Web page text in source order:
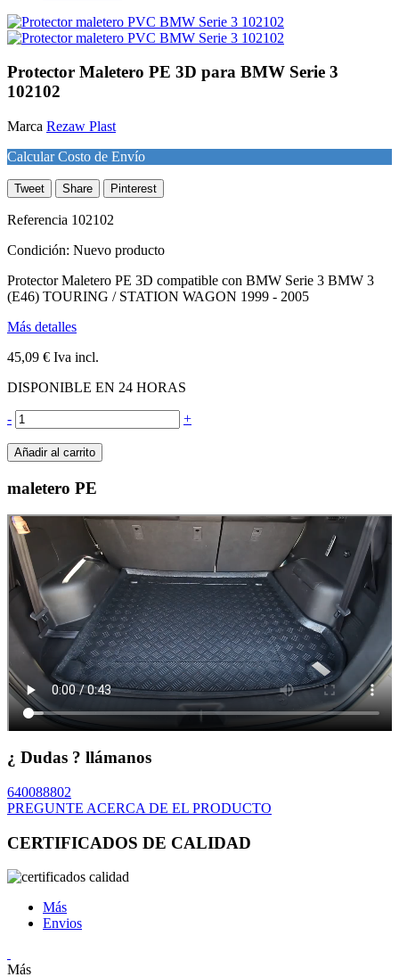
Protector Maletero PE 3D para BMW Serie 3
102102
Marca Rezaw Plast
Calcular Costo de Envío
Tweet Share Pinterest
Referencia 102102
Condición: Nuevo producto
Protector Maletero PE 3D compatible con BMW Serie 3 BMW 3
(E46) TOURING / STATION WAGON 1999 - 2005
Más detalles
45,09 € Iva incl.
DISPONIBLE EN 24 HORAS
- +
Añadir al carrito
maletero PE
¿ Dudas ? llámanos
640088802
PREGUNTE ACERCA DE EL PRODUCTO
CERTIFICADOS DE CALIDAD
Más
Envios
Más